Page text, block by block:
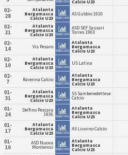
Calcio U23
02-
28
Atalanta
Bergamasca
Calcio U23 Statistici
AS Gubbio 1910
02-
21
Atalanta
Bergamasca
Calcio U23 Statistici
ASD SEF Sassari
Torres 1903
02-
14
Vis Pesaro
Statistici
Atalanta
Bergamasca
Calcio U23
02-
10
Atalanta
Bergamasca
Calcio U23 Statistici
US Latina
02-
7
Ravenna Calcio
Statistici
Atalanta
Bergamasca
Calcio U23
01-
31
Atalanta
Bergamasca
Calcio U23 Statistici
SS Sambenedettese
Calcio
01-
24
Delfino Pescara
1936 Statistici
Atalanta
Bergamasca
Calcio U23
01-
17
Atalanta
Bergamasca
Calcio U23 Statistici
AS Livorno Calcio
01-
10
ASD Nuova
Monterosi Statistici
Atalanta
Bergamasca
Calcio U23